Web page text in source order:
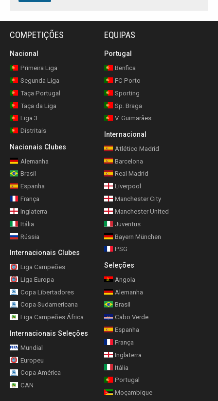
COMPETIÇÕES
Nacional
Primeira Liga
Segunda Liga
Taça Portugal
Taça da Liga
Liga 3
Distritais
Nacionais Clubes
Alemanha
Brasil
Espanha
França
Inglaterra
Itália
Rússia
Internacionais Clubes
Liga Campeões
Liga Europa
Copa Libertadores
Copa Sudamericana
Liga Campeões África
Internacionais Seleções
Mundial
Europeu
Copa América
CAN
EQUIPAS
Portugal
Benfica
FC Porto
Sporting
Sp. Braga
V. Guimarães
Internacional
Atlético Madrid
Barcelona
Real Madrid
Liverpool
Manchester City
Manchester United
Juventus
Bayern München
PSG
Seleções
Angola
Alemanha
Brasil
Cabo Verde
Espanha
França
Inglaterra
Itália
Portugal
Moçambique